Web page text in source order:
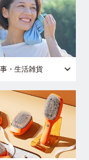
・生活雑貨